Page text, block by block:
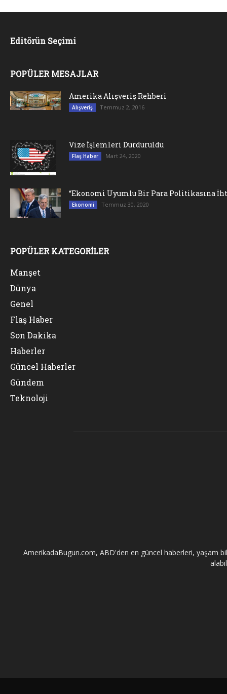
Editörün Seçimi
POPÜLER MESAJLAR
Amerika Alışveriş Rehberi
Alışveriş Temmuz 2, 2016
Vize İşlemleri Durduruldu
Flaş Haber Mart 24, 2020
“Ekonomi Uyumlu Bir Para Politikasına
Ekonomi Temmuz 30, 2020
POPÜLER KATEGORİLER
Manşet
Dünya
Genel
Flaş Haber
Son Dakika
Haberler
Güncel Haberler
Gündem
Teknoloji
AmerikadaBugun.com, ABD'den en güncel haberleri, yaşam